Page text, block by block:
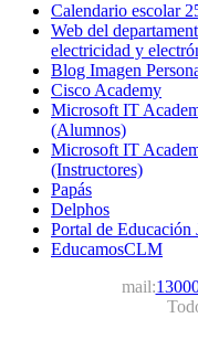
Calendario escolar
Web del
electricidad y
Blog Imagen
Cisco Academy
Microsoft IT
(Alumnos)
Microsoft IT
(Instructores)
Papás
Delphos
Portal de Educación
EducamosCLM
mail: